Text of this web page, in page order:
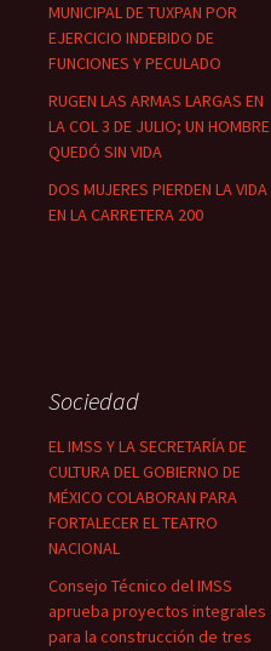
MUNICIPAL DE TUXPAN POR
EJERCICIO INDEBIDO DE
FUNCIONES Y PECULADO
RUGEN LAS ARMAS LARGAS EN
LA COL 3 DE JULIO; UN HOMBRE
QUEDÓ SIN VIDA
DOS MUJERES PIERDEN LA VIDA
EN LA CARRETERA 200
Sociedad
EL IMSS Y LA SECRETARÍA DE
CULTURA DEL GOBIERNO DE
MÉXICO COLABORAN PARA
FORTALECER EL TEATRO
NACIONAL
Consejo Técnico del IMSS
aprueba proyectos integrales
para la construcción de tres